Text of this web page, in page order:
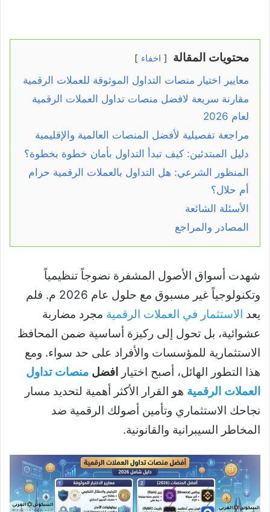
محتويات المقالة اخفاء
معايير اختيار منصات التداول الموثوقة للعملات الرقمية
مقارنة سريعة لافضل منصات تداول العملات الرقمية
لعام 2026
مراجعة تفصيلية لأفضل المنصات العالمية والإقليمية
دليل المبتدئين: كيف تبدأ التداول بأمان خطوة بخطوة؟
المنظور الشرعي: هل التداول بالعملات الرقمية حرام
أم حلال؟
الأسئلة الشائعة
المصادر والمراجع
شهدت أسواق الأصول المشفرة نضوجاً تنظيمياً
وتكنولوجياً غير مسبوق مع حلول عام 2026 م. فلم
يعد الاستثمار في العملات الرقمية مجرد مضاربة
عشوائية، بل تحول إلى ركيزة أساسية ضمن المحافظ
الاستثمارية للمؤسسات والأفراد على حد سواء. ومع
هذا التطور الهائل، أصبح اختيار
افضل منصات تداول
العملات الرقمية هو القرار الأكثر أهمية لتحديد مسار
نجاحك الاستثماري وتأمين أصولك الرقمية ضد
المخاطر السيبرانية والقانونية.